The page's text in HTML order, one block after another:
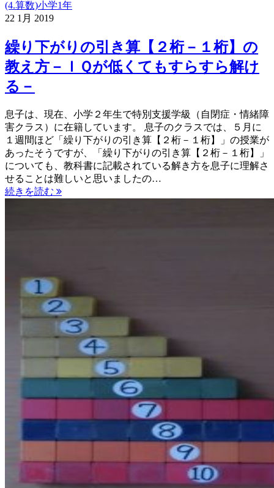
(4.算数)小学1年
22 1月 2019
繰り下がりの引き算【２桁－１桁】の
教え方－ＩＱが低くてもすらすら解け
る－
息子は、現在、小学２年生で特別支援学級（自閉症・情緒障
害クラス）に在籍しています。 息子のクラスでは、５月に
１週間ほど「繰り下がりの引き算【２桁－１桁】」の授業が
あったそうですが、「繰り下がりの引き算【２桁－１桁】」
についても、教科書に記載されている解き方を息子に理解さ
せることは難しいと思いましたの…
続きを読む